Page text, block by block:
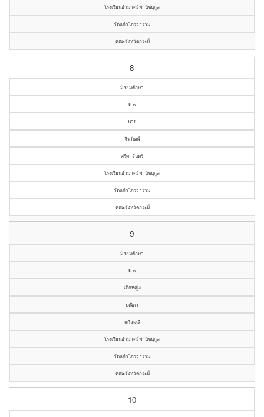
โรงเรียนอำมาตย์พานิชนุกูล
วัดแก้วโกรวาราม
คณะจังหวัดกระบี่
8
มัธยมศึกษา
ม.๓
นาย
จิรวัฒน์
ศรีดาจันทร์
โรงเรียนอำมาตย์พานิชนุกูล
วัดแก้วโกรวาราม
คณะจังหวัดกระบี่
9
มัธยมศึกษา
ม.๓
เด็กหญิง
ปณิตา
แก้วมณี
โรงเรียนอำมาตย์พานิชนุกูล
วัดแก้วโกรวาราม
คณะจังหวัดกระบี่
10